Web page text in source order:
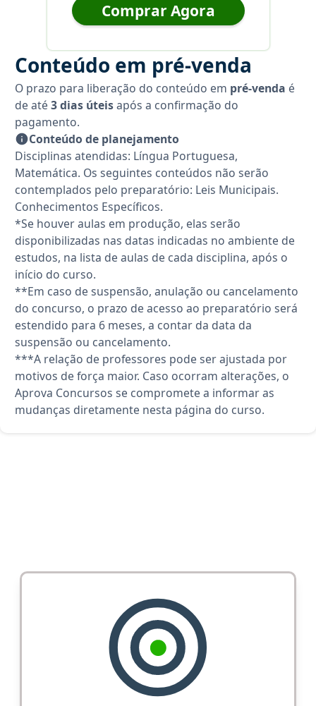
Comprar Agora
Conteúdo em pré-venda
O prazo para liberação do conteúdo em pré-venda é
de até 3 dias úteisapós a confirmação do
pagamento.
Conteúdo de planejamento
Disciplinas atendidas: Língua Portuguesa,
Matemática. Os seguintes conteúdos não serão
contemplados pelo preparatório: Leis Municipais.
Conhecimentos Específicos.
*Se houver aulas em produção, elas serão
disponibilizadas nas datas indicadas no ambiente de
estudos, na lista de aulas de cada disciplina, após o
início do curso.
**Em caso de suspensão, anulação ou cancelamento
do concurso, o prazo de acesso ao preparatório será
estendido para 6 meses, a contar da data da
suspensão ou cancelamento.
***A relação de professores pode ser ajustada por
motivos de força maior. Caso ocorram alterações, o
Aprova Concursos se compromete a informar as
mudanças diretamente nesta página do curso.